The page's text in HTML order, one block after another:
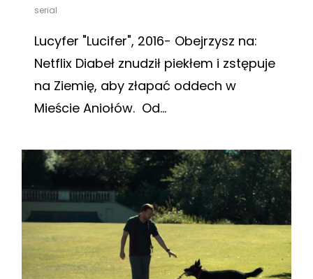
serial
Lucyfer "Lucifer", 2016- Obejrzysz na:
Netflix Diabeł znudził piekłem i zstępuje
na Ziemię, aby złapać oddech w
Mieście Aniołów. Od...